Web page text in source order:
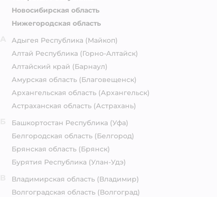
Новосибирская область
Нижегородская область
Адыгея Республика (Майкоп)
Алтай Республика (Горно-Алтайск)
Алтайский край (Барнаул)
Амурская область (Благовещенск)
Архангельская область (Архангельск)
Астраханская область (Астрахань)
Башкортостан Республика (Уфа)
Белгородская область (Белгород)
Брянская область (Брянск)
Бурятия Республика (Улан-Удэ)
Владимирская область (Владимир)
Волгоградская область (Волгоград)